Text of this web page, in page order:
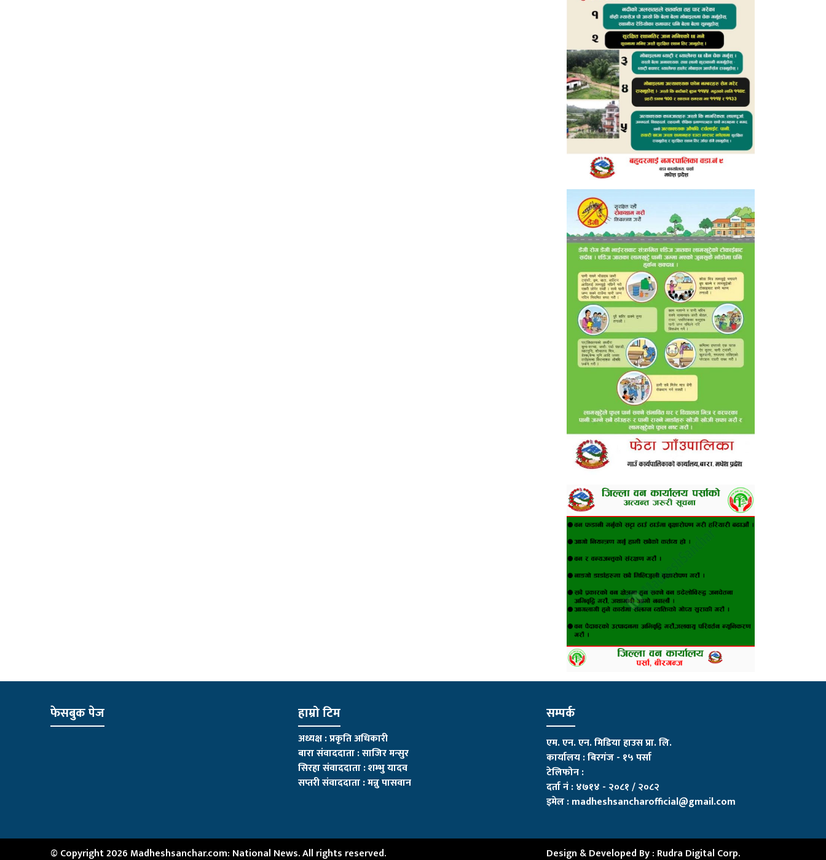
फेसबुक पेज हाम्रो टिम
अध्यक्ष : प्रकृति अधिकारी
बारा संवाददाता : साजिर मन्सुर
सिरहा संवाददाता : शम्भु यादव
सप्तरी संवाददाता:मन्नु पासवान
सम्पर्क
एम. एन. एन. मिडिया हाउस प्रा. लि.
कार्यालय : बिरगंज - १५ पर्सा
टेलिफोन :
दर्ता नं : ४७१४ - २०८१ / २०८२
इमेल :madheshsancharofficial@gmail.com
© Copyright 2026 Madheshsanchar.com: National News. All rights reserved. Design & Developed By : Rudra Digital Corp.